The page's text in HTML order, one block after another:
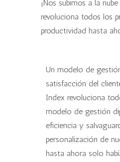
¡Nos subimos a la
revoluciona todos los
productividad hasta
Un modelo de
satisfacción del
Index revoluciona
modelo de gestión
eficiencia y
personalización de
hasta ahora solo